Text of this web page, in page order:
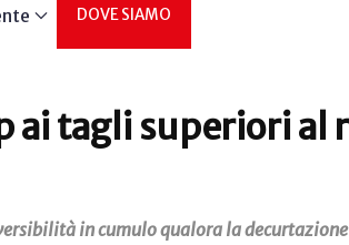
DOVE SIAMO
ai tagli superiori
in cumulo qualora la